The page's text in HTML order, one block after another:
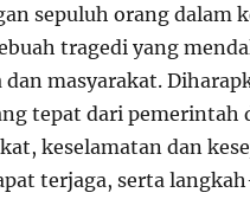
sepuluh orang dalam
tragedi yang
dan masyarakat.
tepat dari pemerintah
keselamatan dan
terjaga, serta